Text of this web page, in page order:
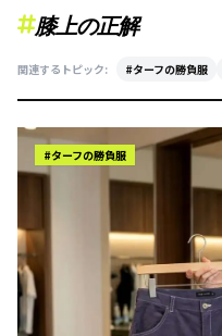
膝上の正解
関連するトピック: #ターフの勝負服
#ターフの勝負服